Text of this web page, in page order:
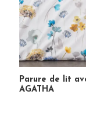
Parure de lit
AGATHA